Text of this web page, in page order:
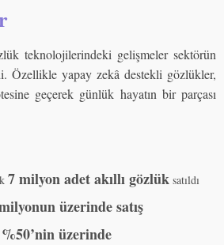
teknolojilerindeki gelişmeler sektörün
Özellikle yapay zekâ destekli gözlükler,
geçerek günlük hayatın bir parçası
7 milyon adet akıllı gözlük satıldı
üzerinde satış
%50’nin üzerinde